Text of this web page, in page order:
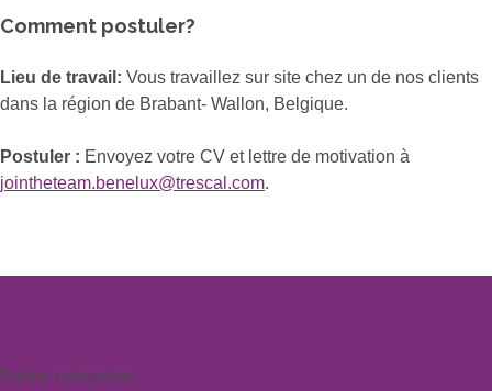
Comment postuler?
Lieu de travail: Vous travaillez sur site chez un de nos clients
dans la région de Brabant- Wallon, Belgique.
Postuler : Envoyez votre CV et lettre de motivation à
jointheteam.benelux@trescal.com.
Footer navigation